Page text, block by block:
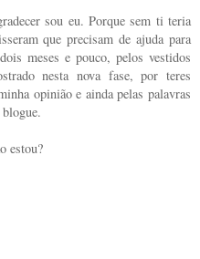
sou eu. Porque sem ti teria
que precisam de ajuda para
meses e pouco, pelos vestidos
nesta nova fase, por teres
opinião e ainda pelas palavras
estou?